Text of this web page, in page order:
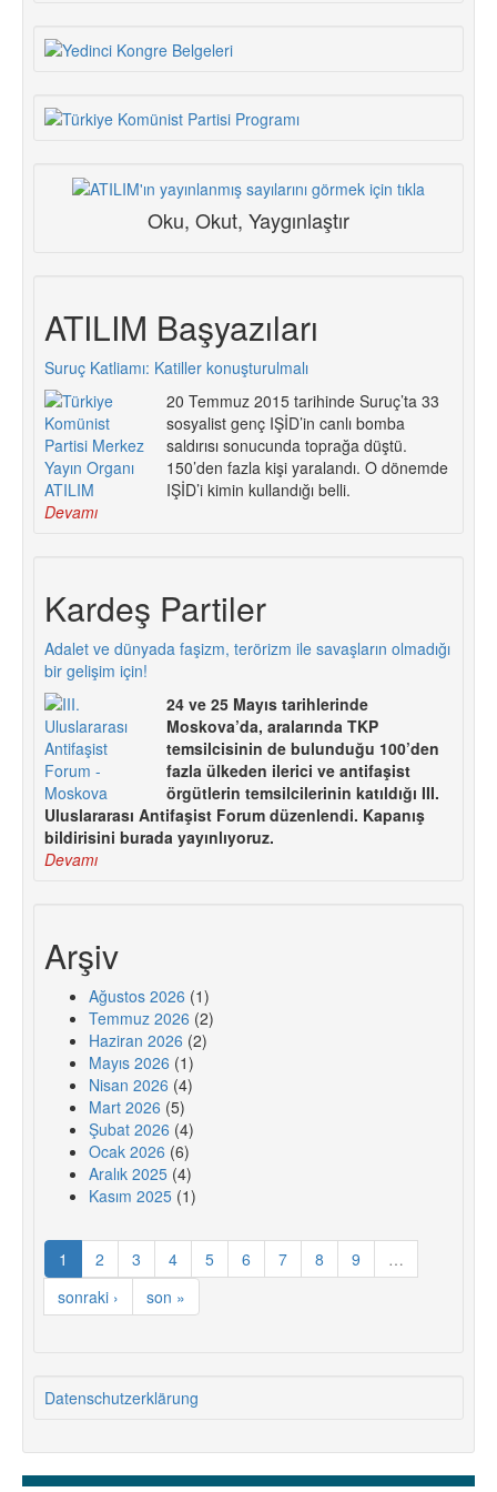
Oku, Okut, Yaygınlaştır
ATILIM Başyazıları
Suruç Katliamı: Katiller konuşturulmalı
20 Temmuz 2015 tarihinde Suruç’ta 33
sosyalist genç IŞİD’in canlı bomba
saldırısı sonucunda toprağa düştü.
150’den fazla kişi yaralandı. O dönemde
IŞİD’i kimin kullandığı belli.
Devamı
Kardeş Partiler
Adalet ve dünyada faşizm, terörizm ile savaşların olmadığı
bir gelişim için!
24 ve 25 Mayıs tarihlerinde
Moskova’da, aralarında TKP
temsilcisinin de bulunduğu 100’den
fazla ülkeden ilerici ve antifaşist
örgütlerin temsilcilerinin katıldığı III.
Uluslararası Antifaşist Forum düzenlendi. Kapanış
bildirisini burada yayınlıyoruz.
Devamı
Arşiv
Ağustos 2026 (1)
Temmuz 2026 (2)
Haziran 2026 (2)
Mayıs 2026 (1)
Nisan 2026 (4)
Mart 2026 (5)
Şubat 2026 (4)
Ocak 2026 (6)
Aralık 2025 (4)
Kasım 2025 (1)
1 2 3 4 5 6 7 8 9
…
sonraki ›
son »
Datenschutzerklärung